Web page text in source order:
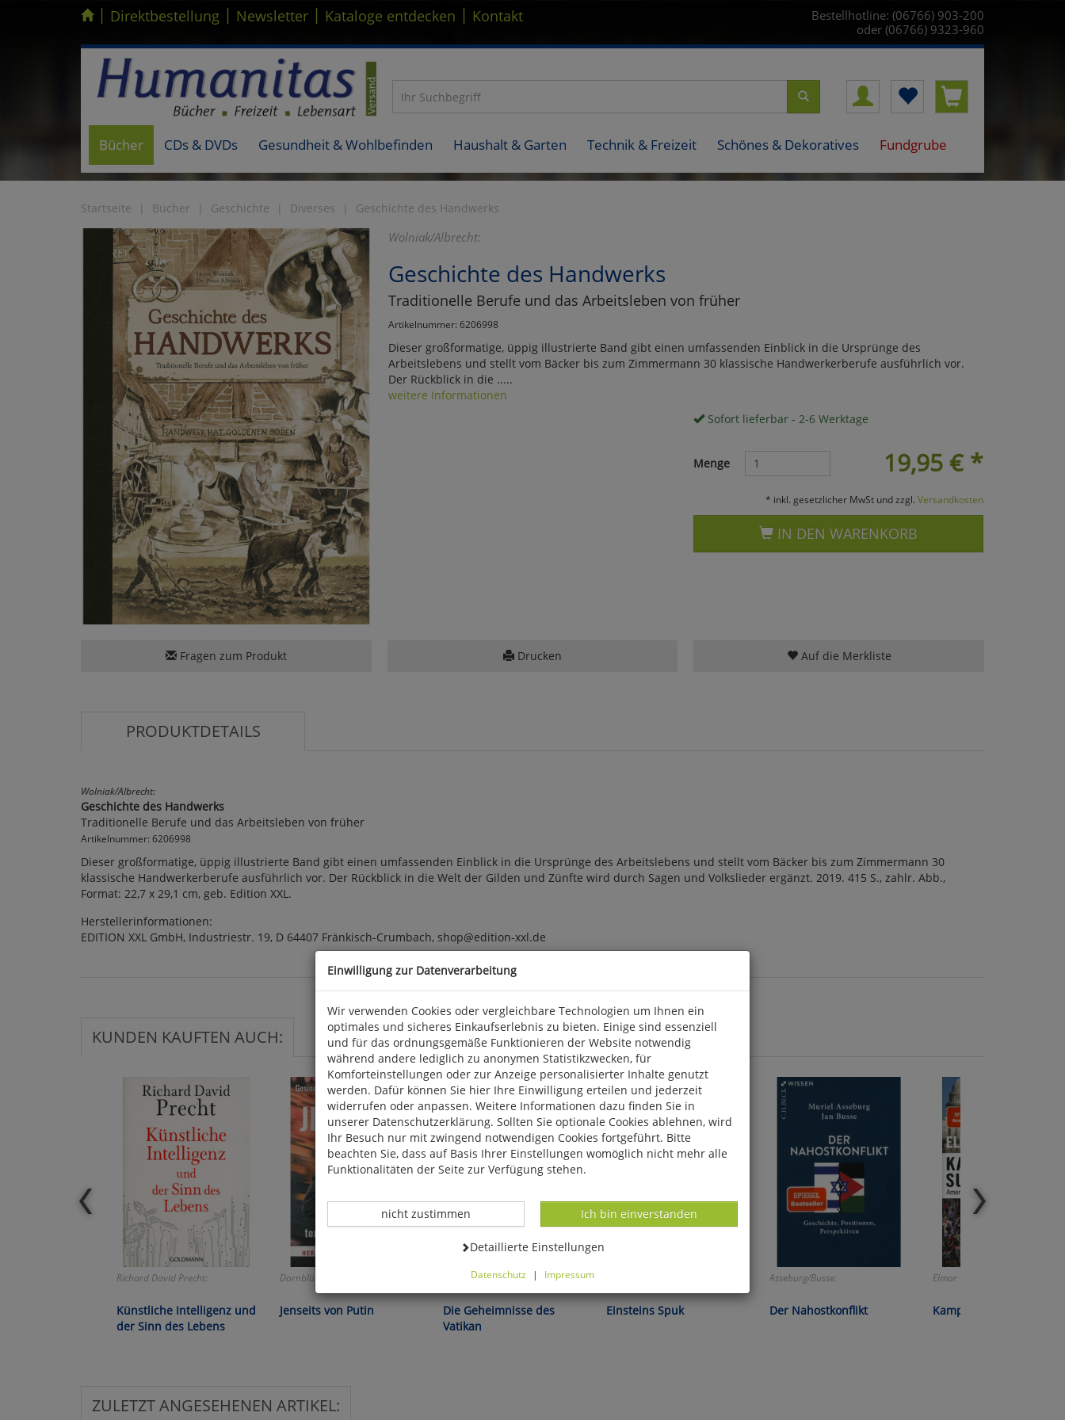
Kompletten Head der Seite überspringen
| Direktbestellung | Newsletter | Kataloge entdecken | Kontakt
Bestellhotline: (06766) 903-200
oder (06766) 9323-960
Bücher CDs & DVDs Gesundheit & Wohlbefinden Haushalt & Garten Technik & Freizeit Schönes & Dekoratives Fundgrube
Startseite Bücher Geschichte Diverses Geschichte des Handwerks
Wolniak/Albrecht:
Geschichte des Handwerks
Traditionelle Berufe und das Arbeitsleben von früher
Artikelnummer: 6206998
Dieser großformatige, üppig illustrierte Band gibt einen umfassenden Einblick in die Ursprünge des
Arbeitslebens und stellt vom Bäcker bis zum Zimmermann 30 klassische Handwerkerberufe ausführlich vor.
Der Rückblick in die .....
weitere Informationen
Sofort lieferbar - 2-6 Werktage
19,95 €*
Menge
* inkl. gesetzlicher MwSt und zzgl. Versandkosten
IN DEN WARENKORB
Fragen zum Produkt Drucken Auf die Merkliste
PRODUKTDETAILS
Wolniak/Albrecht:
Geschichte des Handwerks
Traditionelle Berufe und das Arbeitsleben von früher
Artikelnummer: 6206998
Dieser großformatige, üppig illustrierte Band gibt einen umfassenden Einblick in die Ursprünge des Arbeitslebens und stellt vom Bäcker bis zum Zimmermann 30
klassische Handwerkerberufe ausführlich vor. Der Rückblick in die Welt der Gilden und Zünfte wird durch Sagen und Volkslieder ergänzt. 2019. 415 S., zahlr. Abb.,
Format: 22,7 x 29,1 cm, geb. Edition XXL.
Herstellerinformationen:
EDITION XXL GmbH, Industriestr. 19, D 64407 Fränkisch-Crumbach, shop@edition-xxl.de
KUNDEN KAUFTEN AUCH:
Richard David Precht:
Künstliche Intelligenz und
der Sinn des Lebens
Dornblüth/Franke:
Jenseits von Putin
Corrado Augias:
Die Geheimnisse des
Vatikan
Einsteins Spuk
Asseburg/Busse:
Der Nahostkonflikt
Elmar Thevessen:
Kampf der Supermächte
ZULETZT ANGESEHENEN ARTIKEL:
Einwilligung zur Datenverarbeitung
Wir verwenden Cookies oder vergleichbare Technologien um Ihnen ein
optimales und sicheres Einkaufserlebnis zu bieten. Einige sind essenziell
und für das ordnungsgemäße Funktionieren der Website notwendig
während andere lediglich zu anonymen Statistikzwecken, für
Komforteinstellungen oder zur Anzeige personalisierter Inhalte genutzt
werden. Dafür können Sie hier Ihre Einwilligung erteilen und jederzeit
widerrufen oder anpassen. Weitere Informationen dazu finden Sie in
unserer Datenschutzerklärung. Sollten Sie optionale Cookies ablehnen, wird
Ihr Besuch nur mit zwingend notwendigen Cookies fortgeführt. Bitte
beachten Sie, dass auf Basis Ihrer Einstellungen womöglich nicht mehr alle
Funktionalitäten der Seite zur Verfügung stehen.
Datenverarbeitung -
Ich bin einverstanden
Datenverarbeitung -
nicht zustimmen
Datenverarbeitung -
Detaillierte Einstellungen
Datenschutz | Impressum
Cookies ablehnen, wird Ihr Besuch nur mit zwingend notwendigen Cookies
fortgeführt. Bitte beachten Sie, dass auf Basis Ihrer Einstellungen womöglich